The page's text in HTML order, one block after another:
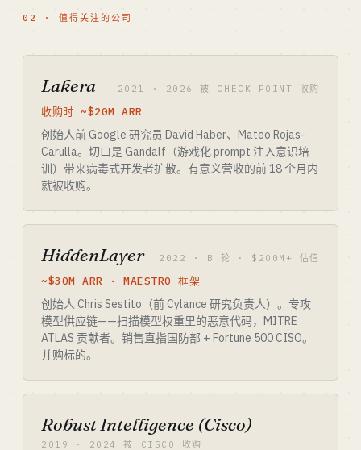
02 · 值得关注的公司
Lakera 2021 · 2026 被 CHECK POINT 收购
收购时 ~$20M ARR
创始人前 Google 研究员 David Haber、Mateo Rojas-
Carulla。切口是 Gandalf（游戏化 prompt 注入意识培
训）带来病毒式开发者扩散。有意义营收的前 18 个月内
就被收购。
HiddenLayer 2022 · B 轮 · $200M+ 估值
~$30M ARR · MAESTRO 框架
创始人 Chris Sestito（前 Cylance 研究负责人）。专攻
模型供应链——扫描模型权重里的恶意代码，MITRE
ATLAS 贡献者。销售直指国防部 + Fortune 500 CISO。
并购标的。
Robust Intelligence (Cisco)
2019 · 2024 被 CISCO 收购